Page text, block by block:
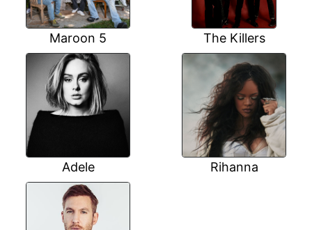
Maroon 5 The Killers
Adele Rihanna